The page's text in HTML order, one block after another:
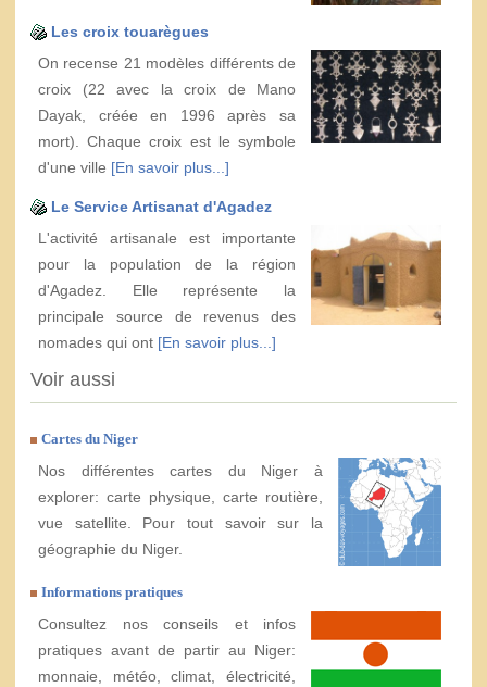
Les croix touarègues
On recense 21 modèles différents de
croix (22 avec la croix de Mano
Dayak, créée en 1996 après sa
mort). Chaque croix est le symbole
d'une ville [En savoir plus...]
Le Service Artisanat d'Agadez
L'activité artisanale est importante
pour la population de la région
d'Agadez. Elle représente la
principale source de revenus des
nomades qui ont [En savoir plus...]
Voir aussi
Cartes du Niger
Nos différentes cartes du Niger à
explorer: carte physique, carte routière,
vue satellite. Pour tout savoir sur la
géographie du Niger.
Informations pratiques
Consultez nos conseils et infos
pratiques avant de partir au Niger:
monnaie, météo, climat, électricité,